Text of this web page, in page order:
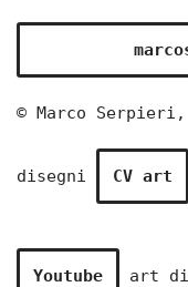
© Marco
disegni CV art
Youtube art